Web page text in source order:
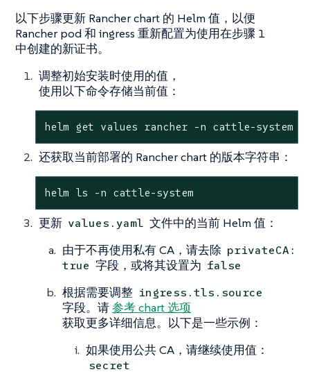
以下步骤更新 Rancher chart 的 Helm 值，以便
Rancher pod 和 ingress 重新配置为使用在步骤 1
中创建的新证书。
调整初始安装时使用的值，
使用以下命令存储当前值：
helm get values rancher -n cattle-system -
还获取当前部署的 Rancher chart 的版本字符串：
helm ls -n cattle-system
更新 values.yaml 文件中的当前 Helm 值：
由于不再使用私有 CA，请去除 privateCA:
true 字段，或将其设置为 false
根据需要调整 ingress.tls.source
字段。请参考 chart 选项
获取更多详细信息。以下是一些示例：
如果使用公共 CA，请继续使用值：
secret